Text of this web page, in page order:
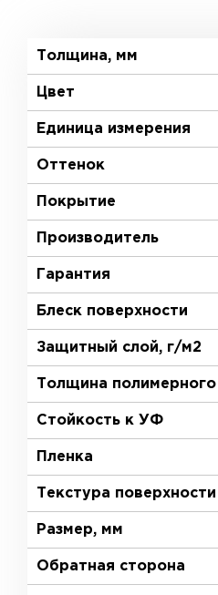
RAL 7004
RR 32
RR 887
Толщина, мм
Цвет
Единица измерения
Оттенок
Покрытие
Производитель
Гарантия
Блеск поверхности
Защитный слой, г/м2
Толщина
Стойкость к УФ
Пленка
Текстура поверхности
Размер, мм
Обратная сторона